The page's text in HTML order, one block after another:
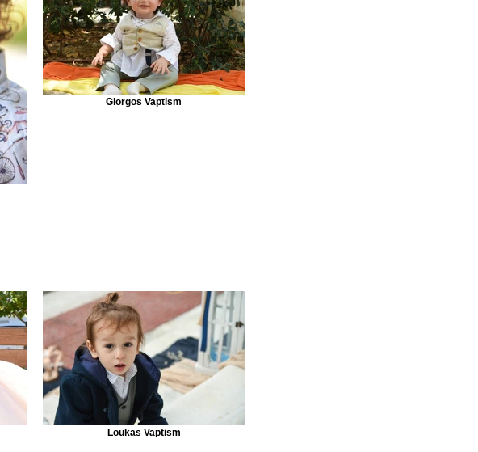
Giorgos Vaptism
Loukas Vaptism